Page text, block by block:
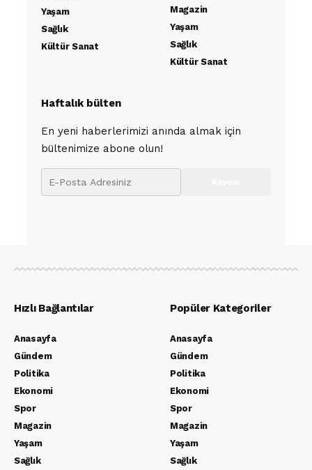
Yaşam
Sağlık
Kültür Sanat
Magazin
Yaşam
Sağlık
Kültür Sanat
Haftalık bülten
En yeni haberlerimizi anında almak için
bültenimize abone olun!
Hızlı Bağlantılar
Anasayfa
Gündem
Politika
Ekonomi
Spor
Magazin
Yaşam
Sağlık
Popüler Kategoriler
Anasayfa
Gündem
Politika
Ekonomi
Spor
Magazin
Yaşam
Sağlık